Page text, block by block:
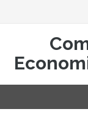
au